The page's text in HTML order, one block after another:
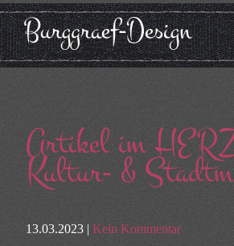
Artikel im
Kultur- &
13.03.2023 |Kein Kommentar